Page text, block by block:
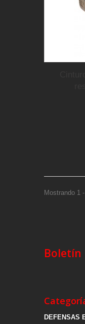
Mostrando 1
Boletín
DEFENSAS